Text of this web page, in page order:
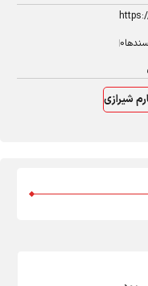
0
شیرازی